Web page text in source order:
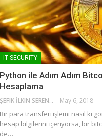
IT SECURITY
Python ile Adım Adım
Hesaplama
ŞEFIK İLKIN SERENGIL May 6, 2018
Bir para transferi işlemi nasıl ki
hesap bilgilerini içeriyorsa, bir
de…